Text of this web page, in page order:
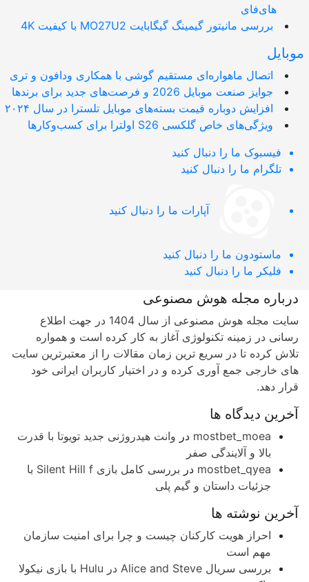
های‌فای
بررسی مانیتور گیمینگ گیگابایت MO27U2 با کیفیت 4K
اتصال ماهواره‌ای مستقیم گوشی‌ با همکاری ودافون و تری
جوایز صنعت موبایل 2026 و فرصت‌های جدید برای برندها
افزایش دوباره قیمت بسته‌های موبایل تلسترا در سال ۲۰۲۴
ویژگی‌های خاص گلکسی S26 اولترا برای کسب‌وکارها
فیسبوک ما را دنبال کنید
تلگرام ما را دنبال کنید
آپارات ما را دنبال کنید
ماستودون ما را دنبال کنید
فلیکر ما را دنبال کنید
مجله هوش مصنوعی
سایت مجله هوش مصنوعی از سال 1404 در جهت اطلاع
در زمینه تکنولوژی آغاز به کار کرده است و همواره
کرده تا در سریع ترین زمان مقالات را از معتبرترین سایت
خارجی جمع آوری کرده و در اختیار کاربران ایرانی خود
دهد.
دیدگاه ها
mostbet_moeaدروانت هیدروژنی جدید تویوتا با قدرت
بالا و آلایندگی صفر
mostbet_qyeaدر
بررسی کامل بازی Silent Hill f با
جزئیات داستان و گیم پلی
نوشته ها
احراز هویت کارکنان چیست و چرا برای امنیت سازمان
مهم است
بررسی سریال Alice and Steve در Hulu با بازی نیکولا